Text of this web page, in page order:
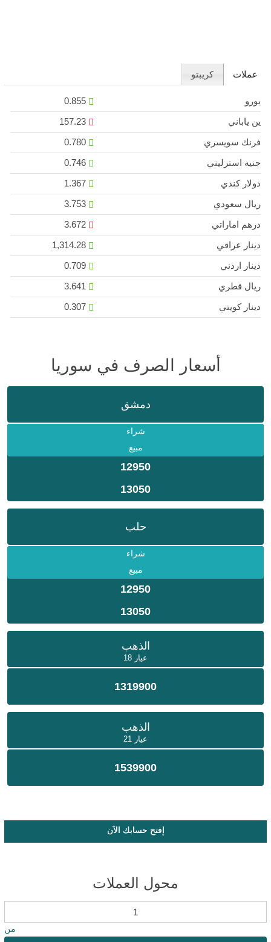
عملات كريبتو
يورو
0.855
ين ياباني
157.23
فرنك سويسري
0.780
جنيه استرليني
0.746
دولار كندي
1.367
ريال سعودي
3.753
درهم اماراتي
3.672
دينار عراقي
1,314.28
دينار اردني
0.709
ريال قطري
دينار كويتي
0.307
أسعار الصرف في سوريا
دمشق
شراء
مبيع
12950
13050
حلب
شراء
مبيع
12950
13050
الذهب
عيار 18
1319900
الذهب
عيار 21
1539900
إفتح حسابك الآن
محول العملات
من